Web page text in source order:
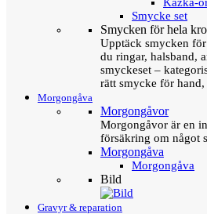
Smycke set
Smycken för hela
Upptäck smycken
du ringar, halsband,
smyckeset –
rätt smycke för
Morgongåva
Morgongåvor
Morgongåvor är en
försäkring om något
Morgongåva
Morgongåva
Bild
Gravyr & reparation